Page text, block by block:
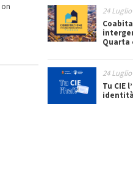
24 Luglio
Quarta
24 Luglio
Tu CIE